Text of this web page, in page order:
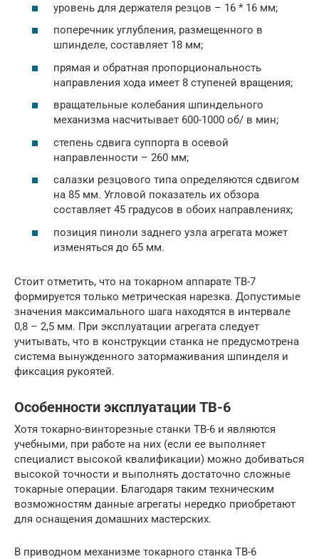
уровень для держателя резцов – 16 * 16 мм;
поперечник углубления, размещенного в
шпинделе, составляет 18 мм;
прямая и обратная пропорциональность
направления хода имеет 8 ступеней вращения;
вращательные колебания шпиндельного
механизма насчитывает 600-1000 об/ в мин;
степень сдвига суппорта в осевой
направленности – 260 мм;
салазки резцового типа определяются сдвигом
на 85 мм. Угловой показатель их обзора
составляет 45 градусов в обоих направлениях;
позиция пиноли заднего узла агрегата может
изменяться до 65 мм.
Стоит отметить, что на токарном аппарате ТВ-7
формируется только метрическая нарезка. Допустимые
значения максимального шага находятся в интервале
0,8 – 2,5 мм. При эксплуатации агрегата следует
учитывать, что в конструкции станка не предусмотрена
система вынужденного затормаживания шпинделя и
фиксация рукоятей.
Особенности эксплуатации ТВ-6
Хотя токарно-винторезные станки ТВ-6 и являются
учебными, при работе на них (если ее выполняет
специалист высокой квалификации) можно добиваться
высокой точности и выполнять достаточно сложные
токарные операции. Благодаря таким техническим
возможностям данные агрегаты нередко приобретают
для оснащения домашних мастерских.
В приводном механизме токарного станка ТВ-6